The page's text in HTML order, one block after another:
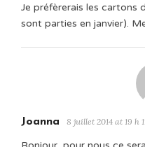
Je préfèrerais les cartons
sont parties en janvier).
Joanna 8 juillet 2014 at 19 h